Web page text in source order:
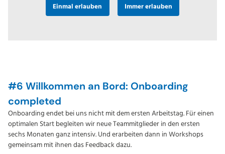
Einmal erlauben Immer erlauben
#6 Willkommen an Bord: Onboarding
completed
Onboarding endet bei uns nicht mit dem ersten Arbeitstag. Für einen
optimalen Start begleiten wir neue Teammitglieder in den ersten
sechs Monaten ganz intensiv. Und erarbeiten dann in Workshops
gemeinsam mit ihnen das Feedback dazu.